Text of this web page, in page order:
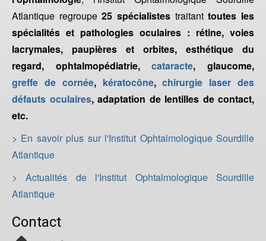
Atlantique regroupe25 spécialistes traitanttoutes les
spécialités et pathologies oculaires : rétine, voies
lacrymales, paupières et orbites, esthétique du
regard, ophtalmopédiatrie,cataracte, glaucome,
greffe de cornée, kératocône,chirurgie laser des
défauts oculaires, adaptation de lentilles de contact,
etc.
> En savoir plus sur l'Institut Ophtalmologique Sourdille
Atlantique
> Actualités de l'Institut Ophtalmologique Sourdille
Atlantique
Contact